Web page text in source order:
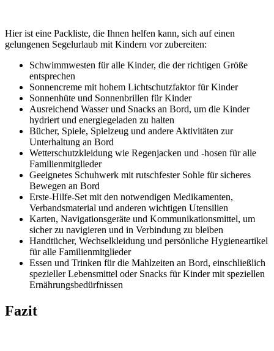
Hier ist eine Packliste, die Ihnen helfen kann, sich auf einen
gelungenen Segelurlaub mit Kindern vor zubereiten:
Schwimmwesten für alle Kinder, die der richtigen Größe
entsprechen
Sonnencreme mit hohem Lichtschutzfaktor für Kinder
Sonnenhüte und Sonnenbrillen für Kinder
Ausreichend Wasser und Snacks an Bord, um die Kinder
hydriert und energiegeladen zu halten
Bücher, Spiele, Spielzeug und andere Aktivitäten zur
Unterhaltung an Bord
Wetterschutzkleidung wie Regenjacken und -hosen für alle
Familienmitglieder
Geeignetes Schuhwerk mit rutschfester Sohle für sicheres
Bewegen an Bord
Erste-Hilfe-Set mit den notwendigen Medikamenten,
Verbandsmaterial und anderen wichtigen Utensilien
Karten, Navigationsgeräte und Kommunikationsmittel, um
sicher zu navigieren und in Verbindung zu bleiben
Handtücher, Wechselkleidung und persönliche Hygieneartikel
für alle Familienmitglieder
Essen und Trinken für die Mahlzeiten an Bord, einschließlich
spezieller Lebensmittel oder Snacks für Kinder mit speziellen
Ernährungsbedürfnissen
Fazit